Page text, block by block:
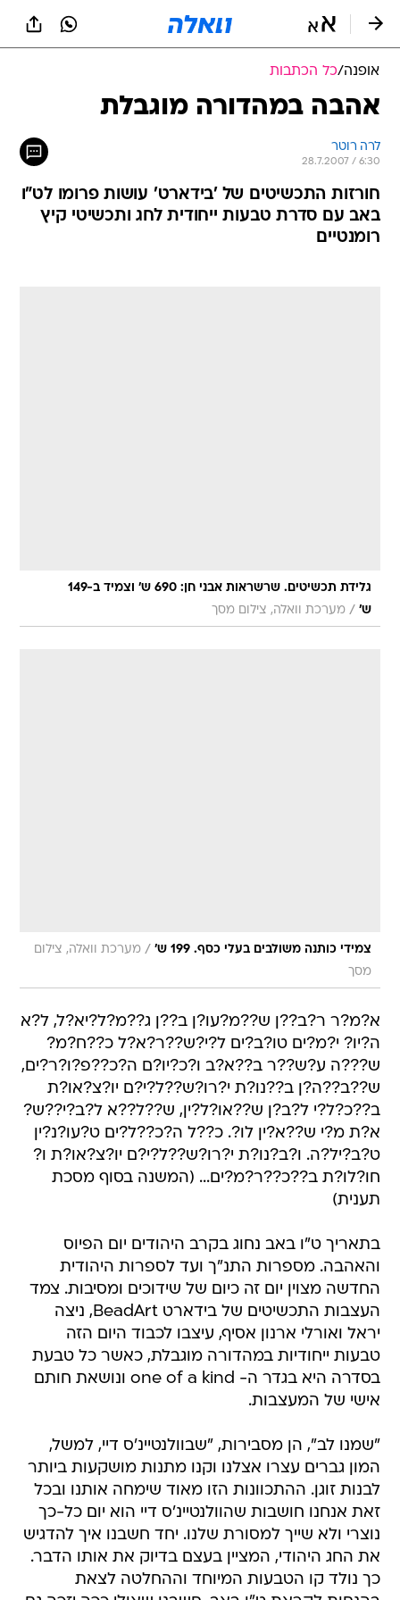
אופנה/כל הכתבות
אהבה במהדורה מוגבלת
לרה רוטר
28.7.2007 / 6:30
חורזות התכשיטים של 'בידארט' עושות פרומו לט"ו
באב עם סדרת טבעות ייחודית לחג ותכשיטי קיץ
רומנטיים
גלידת תכשיטים. שרשראות אבני חן: 690 ש' וצמיד ב-149
ש' / מערכת וואלה, צילום מסך
צמידי כותנה משולבים בעלי כסף. 199 ש' / מערכת וואלה, צילום
מסך
א?מ?ר ר?ב??ן ש??מ?עו?ן ב??ן ג??מ?ל?יא?ל, ל?א
ה?יו? י?מ?ים טו?ב?ים ל?י?ש??ר?א?ל כ??ח?מ?
ש???ה ע?ש??ר ב??א?ב ו?כ?יו?ם ה?כ??פ?ו?ר?ים,
ש??ב??ה?ן ב??נו?ת י?רו?ש??ל?י?ם יו?צ?או?ת
ב??כ?ל?י ל?ב?ן ש??או?ל?ין, ש??ל??א ל?ב?י??ש?
א?ת מ?י ש??א?ין לו?. כ??ל ה?כ??ל?ים ט?עו?נ?ין
ט?ב?יל?ה. ו?ב?נו?ת י?רו?ש??ל?י?ם יו?צ?או?ת ו?
חו?לו?ת ב??כ??ר?מ?ים... (המשנה בסוף מסכת
תענית)
בתאריך ט"ו באב נחוג בקרב היהודים יום הפיוס
והאהבה. מספרות התנ"ך ועד לספרות היהודית
החדשה מצוין יום זה כיום של שידוכים ומסיבות. צמד
העצבות התכשיטים של בידארט BeadArt, ניצה
יראל ואורלי ארנון אסיף, עיצבו לכבוד היום הזה
טבעות ייחודיות במהדורה מוגבלת, כאשר כל טבעת
בסדרה היא בגדר ה- one of a kind ונושאת חותם
אישי של המעצבות.
"שמנו לב", הן מסבירות, "שבוולנטיינ'ס דיי, למשל,
המון גברים עצרו אצלנו וקנו מתנות מושקעות ביותר
לבנות זוגן. ההתכוונות הזו מאוד שימחה אותנו ובכל
זאת אנחנו חושבות שהוולנטיינ'ס דיי הוא יום כל-כך
נוצרי ולא שייך למסורת שלנו. יחד חשבנו איך להדגיש
את החג היהודי, המציין בעצם בדיוק את אותו הדבר.
כך נולד קו הטבעות המיוחד וההחלטה לצאת